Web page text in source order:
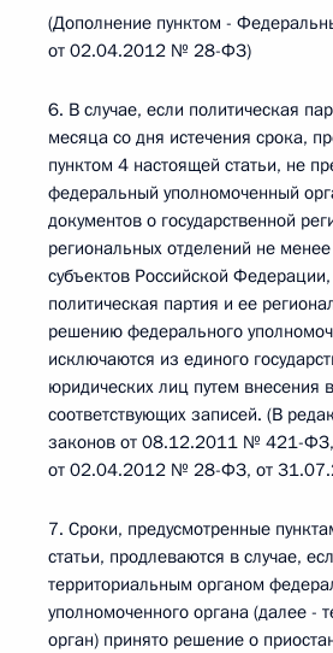
(Дополнение пунктом -
от 02.04.2012 № 28-ФЗ)
6. В случае, если политическая
месяца со дня истечения срока,
пунктом 4 настоящей статьи, не
федеральный уполномоченный
документов о государственной
региональных отделений не
субъектов Российской
политическая партия и ее
решению федерального
исключаются из единого
юридических лиц путем внесения
соответствующих записей. (В
законов от 08.12.2011 № 421-ФЗ,
от 02.04.2012 № 28-ФЗ, от
7. Сроки, предусмотренные
статьи, продлеваются в случае,
территориальным органом
уполномоченного органа (далее -
орган) принято решение о